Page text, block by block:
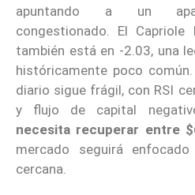
apuntando a un
congestionado. El
también está en -2.03, una
históricamente poco
diario sigue frágil, con RSI
y flujo de capital
necesita recuperar entre
mercado seguirá
cercana.